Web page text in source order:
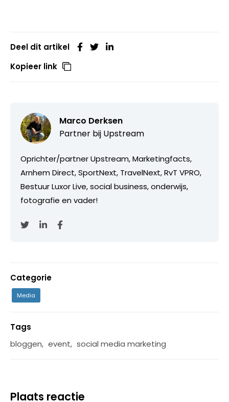
Deel dit artikel
Kopieer link
Marco Derksen
Partner bij Upstream
Oprichter/partner Upstream, Marketingfacts,
Arnhem Direct, SportNext, TravelNext, RvT VPRO,
Bestuur Luxor Live, social business, onderwijs,
fotografie en vader!
Categorie
Media
Tags
bloggen, event, social media marketing
Plaats reactie